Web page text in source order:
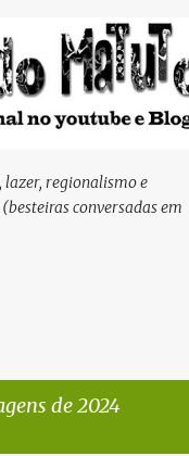
o conteúdo principal
regionalismo e
conversadas em
de 2024